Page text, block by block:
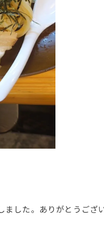
した。ありがとうござ